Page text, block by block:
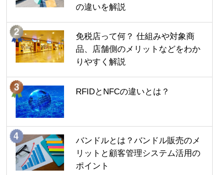
の違いを解説
免税店って何？ 仕組みや対象商
品、店舗側のメリットなどをわか
りやすく解説
RFIDとNFCの違いとは？
バンドルとは？バンドル販売のメ
リットと顧客管理システム活用の
ポイント